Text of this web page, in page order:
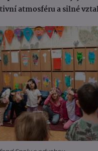
atmosféru a silné